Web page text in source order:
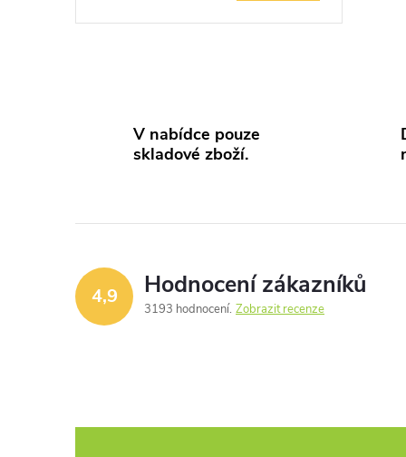
d
a
c
r
V nabídce pouze
skladové zboží.
4,9 Hodnocení zákazníků
3193 hodnocení Zobrazit recenze